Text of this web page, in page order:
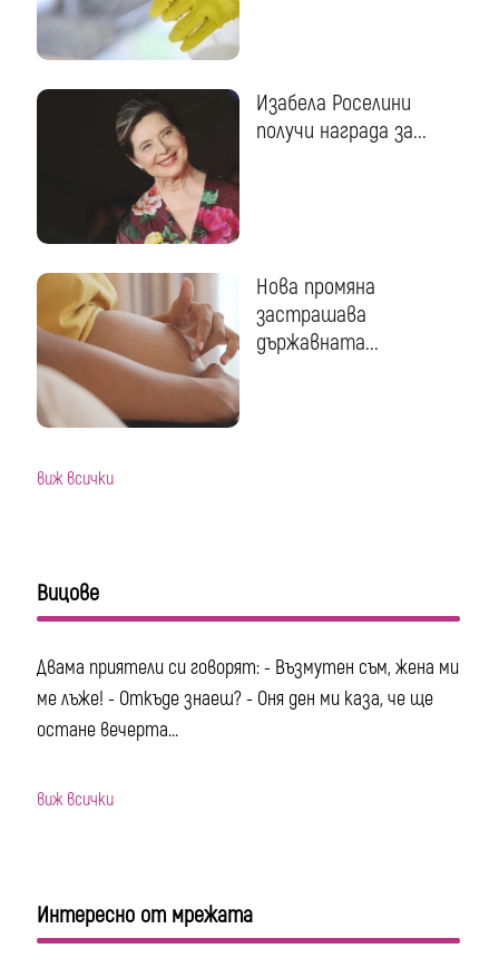
Изабела Роселини
получи награда за...
Нова промяна
застрашава
държавната...
виж всички
Вицове
Двама приятели си говорят: - Възмутен съм, жена ми
ме лъже! - Откъде знаеш? - Оня ден ми каза, че ще
остане вечерта...
виж всички
Интересно от мрежата